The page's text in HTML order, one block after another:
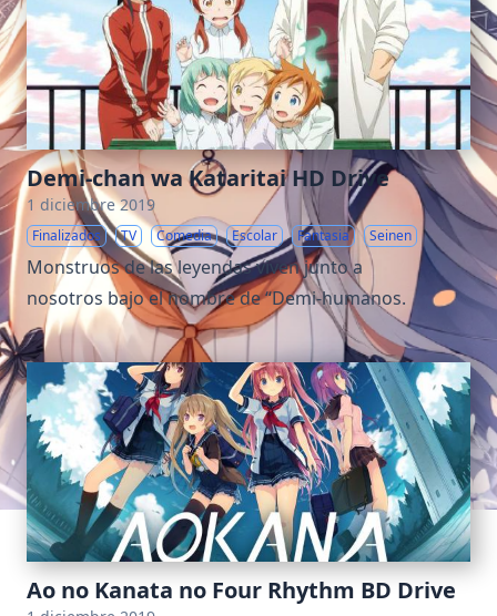
Demi-chan wa Kataritai HD Drive
1 diciembre 2019
Finalizados TV Comedia Escolar Fantasia Seinen
Monstruos de las leyendas viven junto a
nosotros bajo el nombre de “Demi-humanos.
Ao no Kanata no Four Rhythm BD Drive